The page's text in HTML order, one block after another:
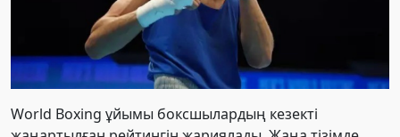
World Boxing ұйымы боксшылардың кезекті